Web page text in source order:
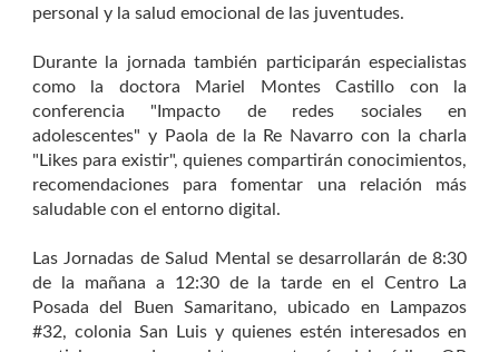
personal y la salud emocional de las juventudes.
Durante la jornada también participarán especialistas
como la doctora Mariel Montes Castillo con la
conferencia "Impacto de redes sociales en
adolescentes" y Paola de la Re Navarro con la charla
"Likes para existir", quienes compartirán conocimientos,
recomendaciones para fomentar una relación más
saludable con el entorno digital.
Las Jornadas de Salud Mental se desarrollarán de 8:30
de la mañana a 12:30 de la tarde en el Centro La
Posada del Buen Samaritano, ubicado en Lampazos
#32, colonia San Luis y quienes estén interesados en